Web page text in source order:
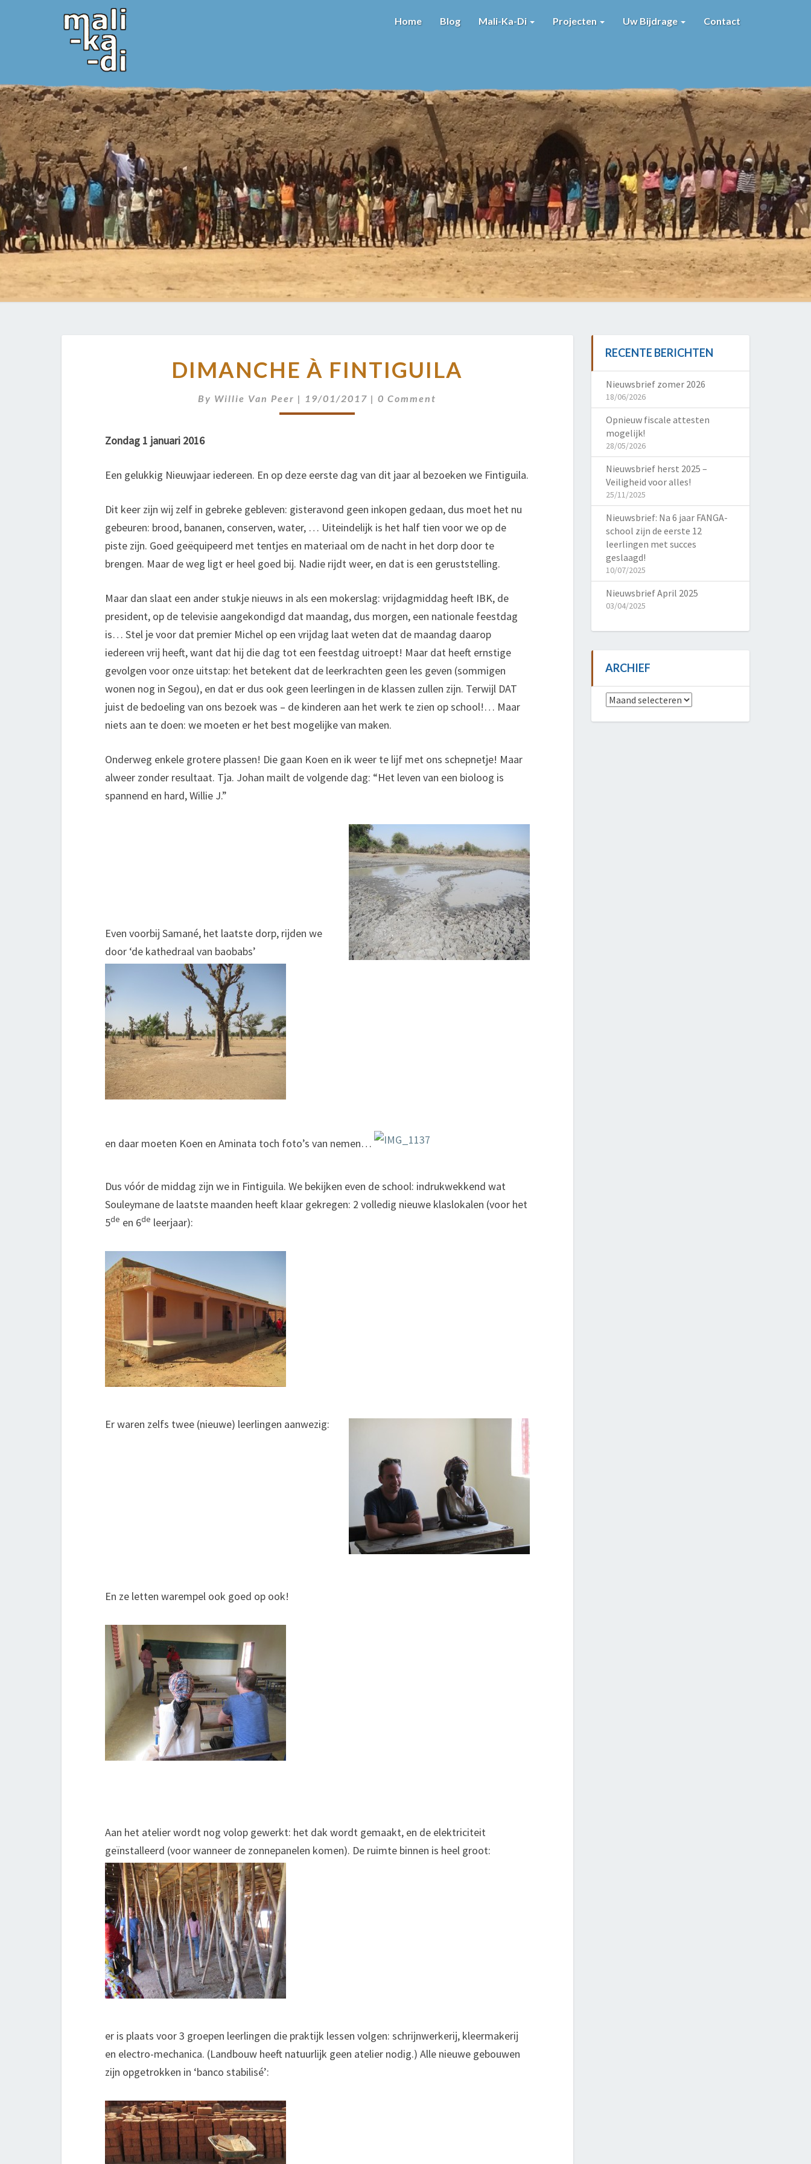
Home Blog Mali-Ka-Di Projecten Uw Bijdrage Contact
À
DIMANCHE À FINTIGUILA
By Willie Van Peer | 19/01/2017 |Comments
0 Comment
Zondag 1 januari 2016
Een gelukkig Nieuwjaar iedereen. En op deze eerste dag van dit jaar al bezoeken we Fintiguila.
Dit keer zijn wij zelf in gebreke gebleven: gisteravond geen inkopen gedaan, dus moet het nu
gebeuren: brood, bananen, conserven, water, … Uiteindelijk is het half tien voor we op de
piste zijn. Goed geëquipeerd met tentjes en materiaal om de nacht in het dorp door te
brengen. Maar de weg ligt er heel goed bij. Nadie rijdt weer, en dat is een geruststelling.
Maar dan slaat een ander stukje nieuws in als een mokerslag: vrijdagmiddag heeft IBK, de
president, op de televisie aangekondigd dat maandag, dus morgen, een nationale feestdag
is… Stel je voor dat premier Michel op een vrijdag laat weten dat de maandag daarop
iedereen vrij heeft, want dat hij die dag tot een feestdag uitroept! Maar dat heeft ernstige
gevolgen voor onze uitstap: het betekent dat de leerkrachten geen les geven (sommigen
wonen nog in Segou), en dat er dus ook geen leerlingen in de klassen zullen zijn. Terwijl DAT
juist de bedoeling van ons bezoek was – de kinderen aan het werk te zien op school!… Maar
niets aan te doen: we moeten er het best mogelijke van maken.
Onderweg enkele grotere plassen! Die gaan Koen en ik weer te lijf met ons schepnetje! Maar
alweer zonder resultaat. Tja. Johan mailt de volgende dag: “Het leven van een bioloog is
spannend en hard, Willie J.”
Even voorbij Samané, het laatste dorp, rijden we
door ‘de kathedraal van baobabs’
en daar moeten Koen en Aminata toch foto’s van nemen…
Dus vóór de middag zijn we in Fintiguila. We bekijken even de school: indrukwekkend wat
Souleymane de laatste maanden heeft klaar gekregen: 2 volledig nieuwe klaslokalen (voor het
5de en 6de leerjaar):
Er waren zelfs twee (nieuwe) leerlingen aanwezig:
En ze letten warempel ook goed op ook!
Aan het atelier wordt nog volop gewerkt: het dak wordt gemaakt, en de elektriciteit
geïnstalleerd (voor wanneer de zonnepanelen komen). De ruimte binnen is heel groot:
er is plaats voor 3 groepen leerlingen die praktijk lessen volgen: schrijnwerkerij, kleermakerij
en electro-mechanica. (Landbouw heeft natuurlijk geen atelier nodig.) Alle nieuwe gebouwen
zijn opgetrokken in ‘banco stabilisé’:
RECENTE BERICHTEN
Nieuwsbrief zomer 2026
18/06/2026
Opnieuw fiscale attesten
mogelijk!
28/05/2026
Nieuwsbrief herst 2025 –
Veiligheid voor alles!
25/11/2025
Nieuwsbrief: Na 6 jaar FANGA-
school zijn de eerste 12
leerlingen met succes
geslaagd!
10/07/2025
Nieuwsbrief April 2025
03/04/2025
ARCHIEF
Archief